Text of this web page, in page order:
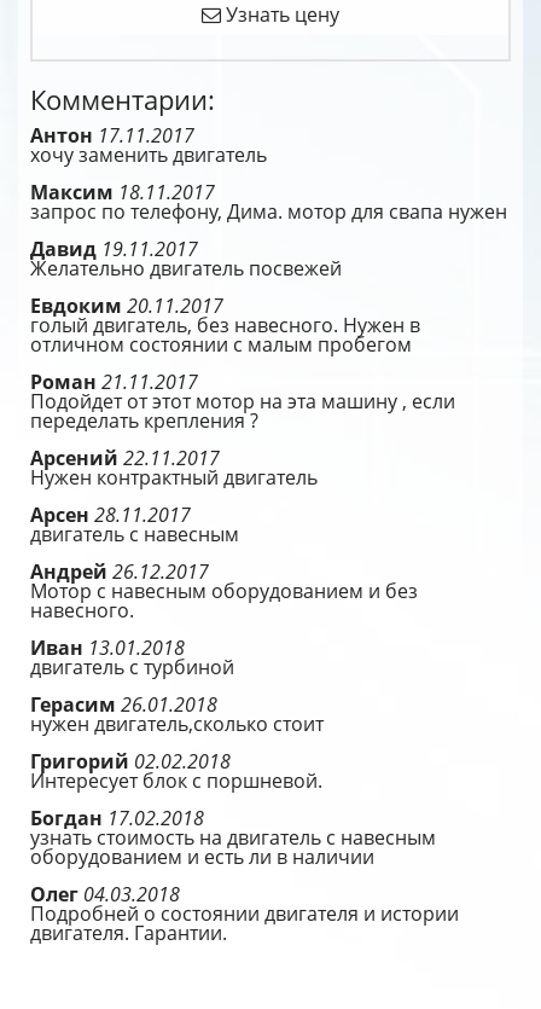
Узнать цену
Комментарии:
Антон 17.11.2017
хочу заменить двигатель
Максим 18.11.2017
запрос по телефону, Дима. мотор для свапа нужен
Давид 19.11.2017
Желательно двигатель посвежей
Евдоким 20.11.2017
голый двигатель, без навесного. Нужен в
отличном состоянии с малым пробегом
Роман 21.11.2017
Подойдет от этот мотор на эта машину , если
переделать крепления ?
Арсений 22.11.2017
Нужен контрактный двигатель
Арсен 28.11.2017
двигатель с навесным
Андрей 26.12.2017
Мотор с навесным оборудованием и без
навесного.
Иван 13.01.2018
двигатель с турбиной
Герасим 26.01.2018
нужен двигатель,сколько стоит
Григорий 02.02.2018
Интересует блок с поршневой.
Богдан 17.02.2018
узнать стоимость на двигатель с навесным
оборудованием и есть ли в наличии
Олег 04.03.2018
Подробней о состоянии двигателя и истории
двигателя. Гарантии.